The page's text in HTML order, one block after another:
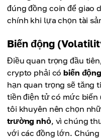
đúng đồng coin để giao
chính khi lựa chọn tài
Biến động
Điều quan trọng đầu
crypto phải cóbiến
hạn quan trọng sẽ tăng
tiền điện tử có mức
tôi khuyên nên chọn
trường nhỏ, vì chúng
với các đồng lớn.